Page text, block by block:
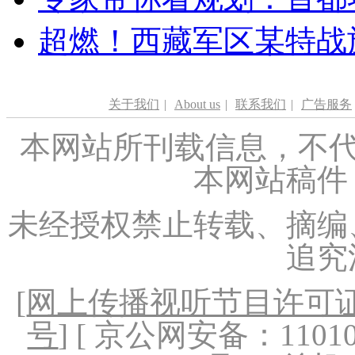
超燃！西藏军区某特
关于我们 | About us | 联系我们 | 广告服务
本网站所刊载信息，不
本网站稿
未经授权禁止转载、摘
追
[网上传播视听节目许可
号] [ 京公网安备：